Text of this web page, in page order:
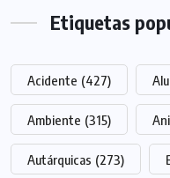
Etiquetas
Acidente (427)
Ambiente (315)
Autárquicas (273)